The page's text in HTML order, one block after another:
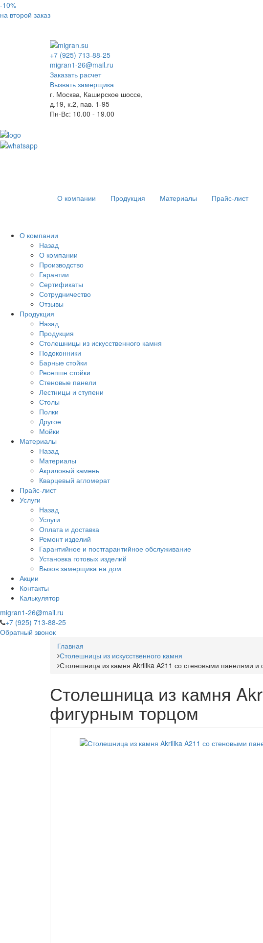
-10%
на второй заказ
+7 (925) 713-88-25
migran1-26@mail.ru
Заказать расчет
Вызвать замерщика
г. Москва, Каширское шоссе,
д.19, к.2, пав. 1-95
Пн-Вс: 10.00 - 19.00
О компании Продукция Материалы Прайс-лист
О компании
Назад
О компании
Производство
Гарантии
Сертификаты
Сотрудничество
Отзывы
Продукция
Назад
Продукция
Столешницы из искусственного камня
Подоконники
Барные стойки
Ресепшн стойки
Стеновые панели
Лестницы и ступени
Столы
Полки
Другое
Мойки
Материалы
Назад
Материалы
Акриловый камень
Кварцевый агломерат
Прайс-лист
Услуги
Назад
Услуги
Оплата и доставка
Ремонт изделий
Гарантийное и постгарантийное обслуживание
Установка готовых изделий
Вызов замерщика на дом
Акции
Контакты
Калькулятор
migran1-26@mail.ru
+7 (925) 713-88-25
Обратный звонок
Главная
Столешницы из искусственного камня
Столешница из камня Akrilika A211 со стеновыми панелями
Столешница из камня
фигурным торцом